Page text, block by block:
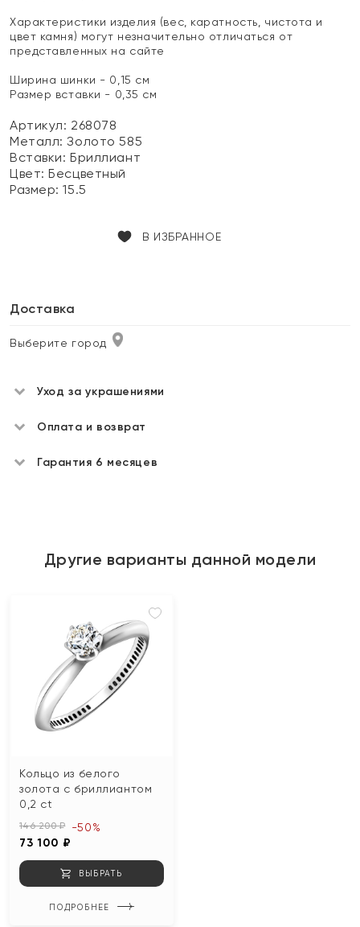
Характеристики изделия (вес, каратность, чистота и
цвет камня) могут незначительно отличаться от
представленных на сайте
Ширина шинки - 0,15 см
Размер вставки - 0,35 см
Артикул: 268078
Металл:Золото 585
Вставки:Бриллиант
Цвет:Бесцветный
Размер:15.5
В ИЗБРАННОЕ
Доставка
Выберите город
Уход за украшениями
Оплата и возврат
Гарантия 6 месяцев
Другие варианты данной модели
Кольцо из белого
золота с бриллиантом
0,2 ct
146 200 ₽
73 100 ₽
-50%
ВЫБРАТЬ
ПОДРОБНЕЕ